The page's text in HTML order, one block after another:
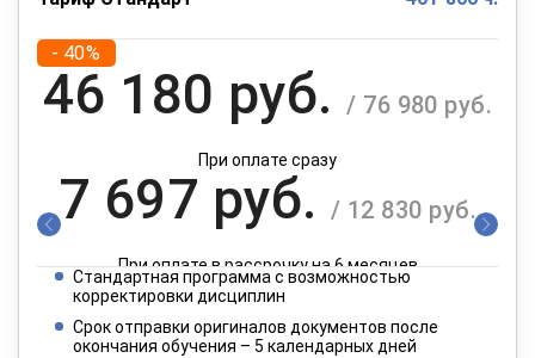
- 40%
46 180 руб. / 76 980 руб.
При оплате сразу
7 697 руб. / 12 830 руб.
При оплате в рассрочку на 6 месяцев
3 849 руб.
Стандартная программа с возможностью
корректировки дисциплин
Срок отправки оригиналов документов после
окончания обучения – 5 календарных дней